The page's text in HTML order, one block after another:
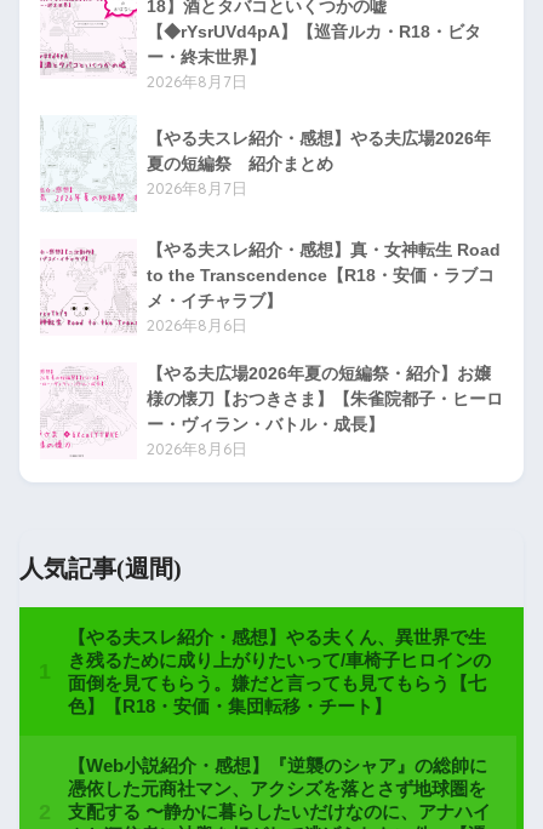
18】酒とタバコといくつかの嘘
【◆rYsrUVd4pA】【巡音ルカ・R18・ビタ
ー・終末世界】
2026年8月7日
【やる夫スレ紹介・感想】やる夫広場2026年
夏の短編祭 紹介まとめ
2026年8月7日
【やる夫スレ紹介・感想】真・女神転生 Road
to the Transcendence【R18・安価・ラブコ
メ・イチャラブ】
2026年8月6日
【やる夫広場2026年夏の短編祭・紹介】お嬢
様の懐刀【おつきさま】【朱雀院都子・ヒーロ
ー・ヴィラン・バトル・成長】
2026年8月6日
人気記事(週間)